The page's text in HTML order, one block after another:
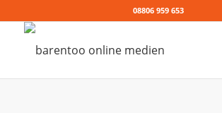
08806 959 653